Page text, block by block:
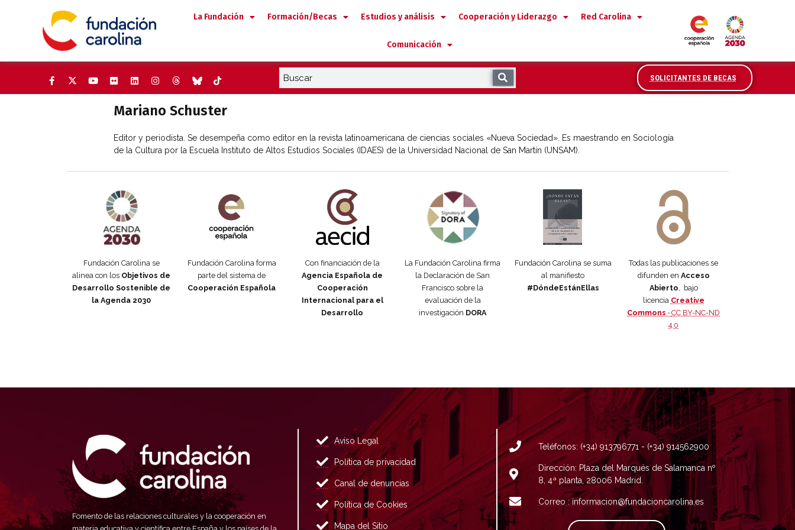
La Fundación Formación/Becas Estudios y análisis Cooperación y Liderazgo Red Carolina
Comunicación
SOLICITANTES DE BECAS
Mariano Schuster
Editor y periodista. Se desempeña como editor en la revista latinoamericana de ciencias sociales «Nueva Sociedad». Es maestrando en Sociología
de la Cultura por la Escuela Instituto de Altos Estudios Sociales (IDAES) de la Universidad Nacional de San Martín (UNSAM).
Fundación Carolina se
alinea con los Objetivos de
Desarrollo Sostenible de
la Agenda 2030
Fundación Carolina forma
parte del sistema de
Cooperación Española
Con financiación de la
Agencia Española de
Cooperación
Internacional para el
Desarrollo
La Fundación Carolina firma
la Declaración de San
Francisco sobre la
evaluación de la
investigación DORA
Fundación Carolina se suma
al manifiesto
#DóndeEstánEllas
Todas las publicaciones se
difunden en Acceso
Abierto, bajo
licencia Creative
Commons ·CC BY-NC-ND
4.0
Fomento de las relaciones culturales y la cooperación en
Aviso Legal
Política de privacidad
Canal de denuncias
Política de Cookies
Mapa del Sitio
Teléfonos: (+34) 913796771 - (+34) 914562900
Dirección: Plaza del Marqués de Salamanca nº
8, 4ª planta, 28006 Madrid.
Correo : informacion@fundacioncarolina.es